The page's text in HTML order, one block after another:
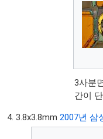
3사분
간이
3.8x3.8mm2007년 삼